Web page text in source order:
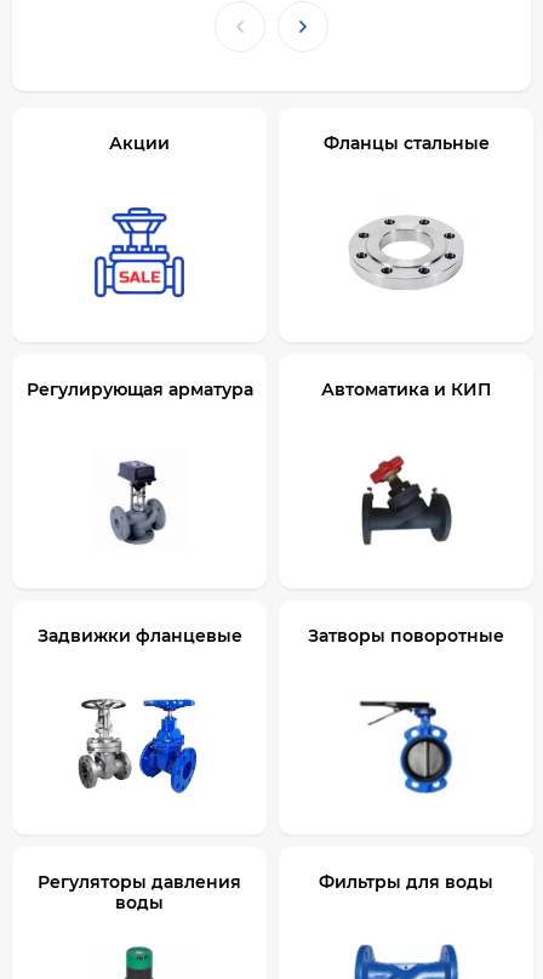
Акции Фланцы стальные
Регулирующая арматура Автоматика и КИП
Задвижки фланцевые Затворы поворотные
Регуляторы давления
воды
Фильтры для воды